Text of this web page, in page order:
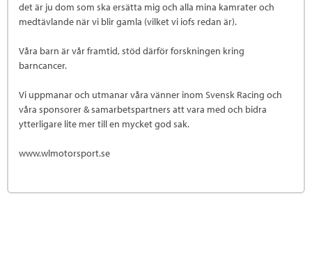
det är ju dom som ska ersätta mig och alla mina kamrater och
medtävlande när vi blir gamla (vilket vi iofs redan är).
Våra barn är vår framtid, stöd därför forskningen kring
barncancer.
Vi uppmanar och utmanar våra vänner inom Svensk Racing och
våra sponsorer & samarbetspartners att vara med och bidra
ytterligare lite mer till en mycket god sak.
www.wlmotorsport.se